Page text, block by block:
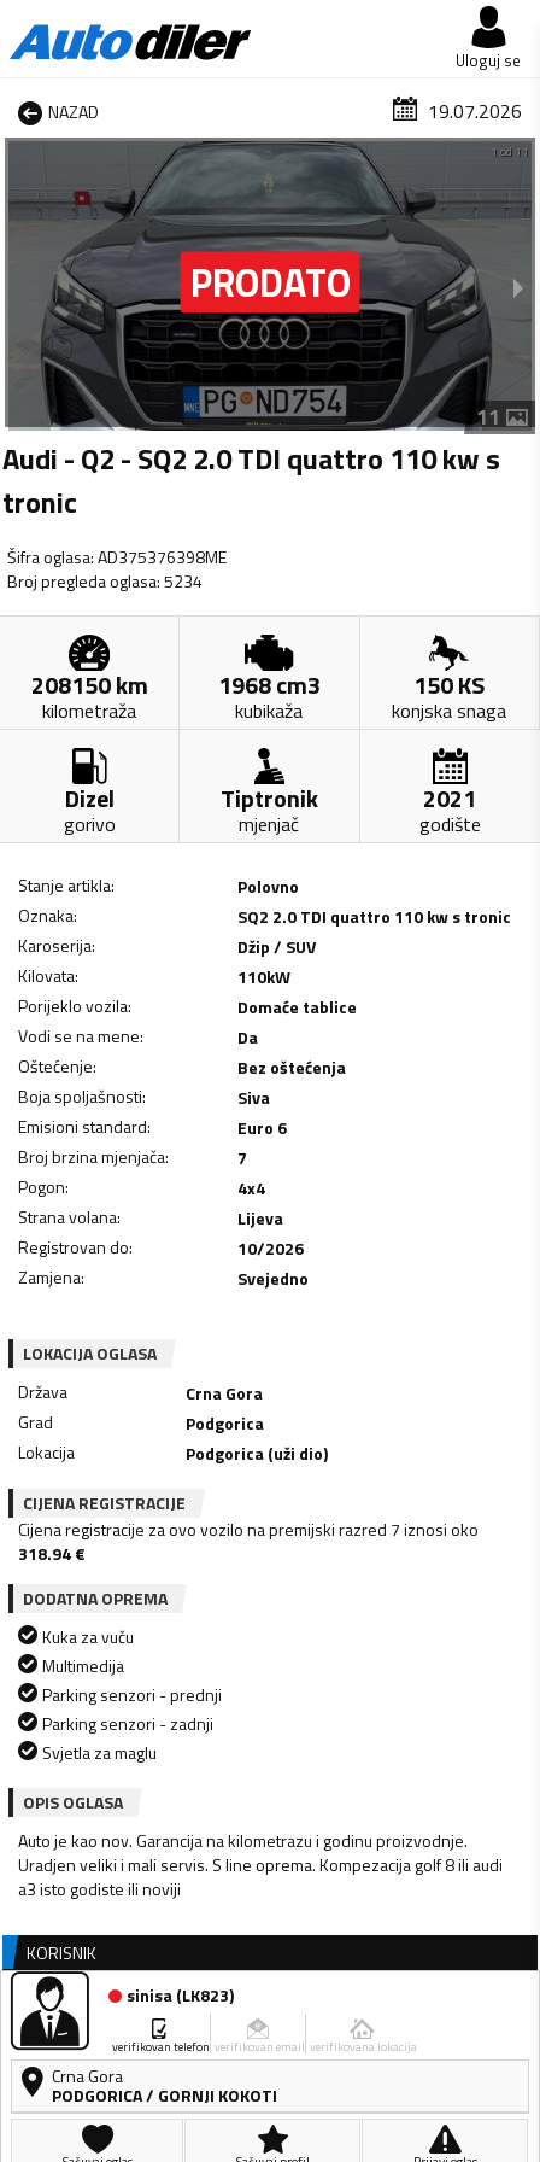
Uloguj se
NAZAD 19.07.2026
1 od 11
11
Audi - Q2 - SQ2 2.0 TDI quattro 110 kw s
tronic
Šifra oglasa:AD375376398ME
Broj pregleda oglasa:5234
208150km
kilometraža
1968cm3
kubikaža
150KS
konjska snaga
Dizel
gorivo
Tiptronik
mjenjač
2021
godište
Stanje artikla:
Polovno
Oznaka:
SQ2 2.0 TDI quattro 110 kw s tronic
Karoserija:
Džip / SUV
Kilovata: 110kW
Porijeklo vozila:
Domaće tablice
Vodi se na mene:
Da
Oštećenje:
Bez oštećenja
Boja spoljašnosti:
Siva
Emisioni standard:
Euro 6
Broj brzina mjenjača:
7
Pogon:
4x4
Strana volana:
Lijeva
Registrovan do:
10/2026
Zamjena: Svejedno
LOKACIJA OGLASA
Država
Crna Gora
Grad
Podgorica
Lokacija
Podgorica (uži dio)
CIJENA REGISTRACIJE
Cijena registracije za ovo vozilo na premijski razred 7 iznosi oko
318.94€
DODATNA OPREMA
Kuka za vuču
Multimedija
Parking senzori - prednji
Parking senzori - zadnji
Svjetla za maglu
OPIS OGLASA
Auto je kao nov. Garancija na kilometrazu i godinu proizvodnje.
Uradjen veliki i mali servis. S line oprema. Kompezacija golf 8 ili audi
a3 isto godiste ili noviji
KORISNIK
sinisa(LK823)
verifikovan telefon verifikovan email verifikovana lokacija
Crna Gora
PODGORICA/ GORNJI KOKOTI